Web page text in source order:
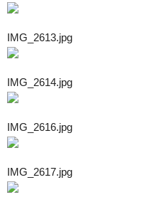
IMG_2613.jpg
IMG_2614.jpg
IMG_2616.jpg
IMG_2617.jpg